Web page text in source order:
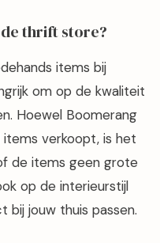
thrift store?
items bij
om op de kwaliteit
Hoewel Boomerang
verkoopt, is het
de items geen grote
op de interieurstijl
bij jouw thuis passen.